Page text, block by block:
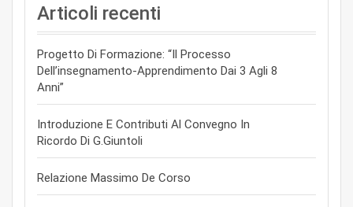
Articoli recenti
Progetto Di Formazione: “Il Processo
Dell’insegnamento-Apprendimento Dai 3 Agli 8
Anni”
Introduzione E Contributi Al Convegno In
Ricordo Di G.Giuntoli
Relazione Massimo De Corso